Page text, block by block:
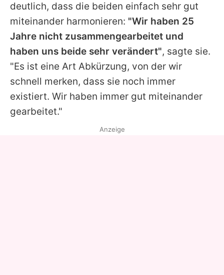
deutlich, dass die beiden einfach sehr gut
miteinander harmonieren: "Wir haben 25
Jahre nicht zusammengearbeitet und
haben uns beide sehr verändert", sagte sie.
"Es ist eine Art Abkürzung, von der wir
schnell merken, dass sie noch immer
existiert. Wir haben immer gut miteinander
gearbeitet."
Anzeige